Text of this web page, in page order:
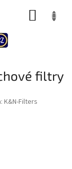
filtry
K&N-Filters